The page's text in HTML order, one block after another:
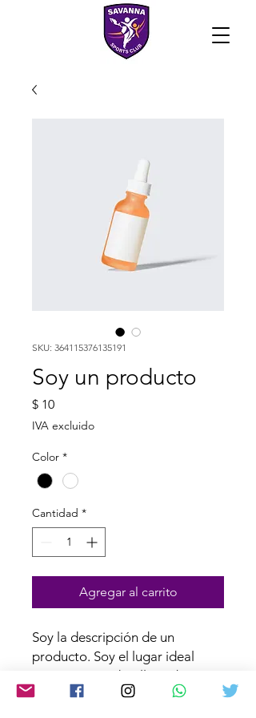
SKU: 364115376135191
Soy un producto
$ 10Precio
IVA excluido
Color *
Cantidad *
Agregar al carrito
Soy la descripción de un
producto. Soy el lugar ideal
para agregar detalles sobre tu
producto, así como tamaño,